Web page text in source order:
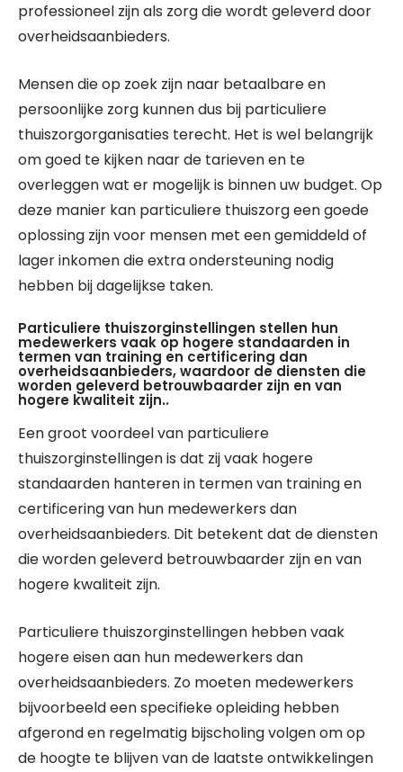
professioneel zijn als zorg die wordt geleverd door
overheidsaanbieders.
Mensen die op zoek zijn naar betaalbare en
persoonlijke zorg kunnen dus bij particuliere
thuiszorgorganisaties terecht. Het is wel belangrijk
om goed te kijken naar de tarieven en te
overleggen wat er mogelijk is binnen uw budget. Op
deze manier kan particuliere thuiszorg een goede
oplossing zijn voor mensen met een gemiddeld of
lager inkomen die extra ondersteuning nodig
hebben bij dagelijkse taken.
Particuliere thuiszorginstellingen stellen hun
medewerkers vaak op hogere standaarden in
termen van training en certificering dan
overheidsaanbieders, waardoor de diensten die
worden geleverd betrouwbaarder zijn en van
hogere kwaliteit zijn..
Een groot voordeel van particuliere
thuiszorginstellingen is dat zij vaak hogere
standaarden hanteren in termen van training en
certificering van hun medewerkers dan
overheidsaanbieders. Dit betekent dat de diensten
die worden geleverd betrouwbaarder zijn en van
hogere kwaliteit zijn.
Particuliere thuiszorginstellingen hebben vaak
hogere eisen aan hun medewerkers dan
overheidsaanbieders. Zo moeten medewerkers
bijvoorbeeld een specifieke opleiding hebben
afgerond en regelmatig bijscholing volgen om op
de hoogte te blijven van de laatste ontwikkelingen